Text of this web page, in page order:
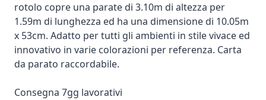
rotolo copre una parate di 3.10m di altezza per
1.59m di lunghezza ed ha una dimensione di 10.05m
x 53cm. Adatto per tutti gli ambienti in stile vivace ed
innovativo in varie colorazioni per referenza. Carta
da parato raccordabile.
Consegna 7gg lavorativi